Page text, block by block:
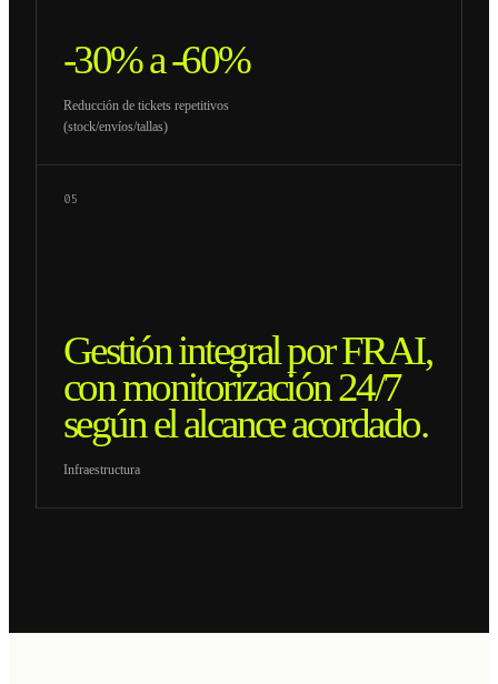
-30% a -60%
Reducción de tickets repetitivos
(stock/envíos/tallas)
05
Gestión integral por FRAI,
con monitorización 24/7
según el alcance acordado.
Infraestructura